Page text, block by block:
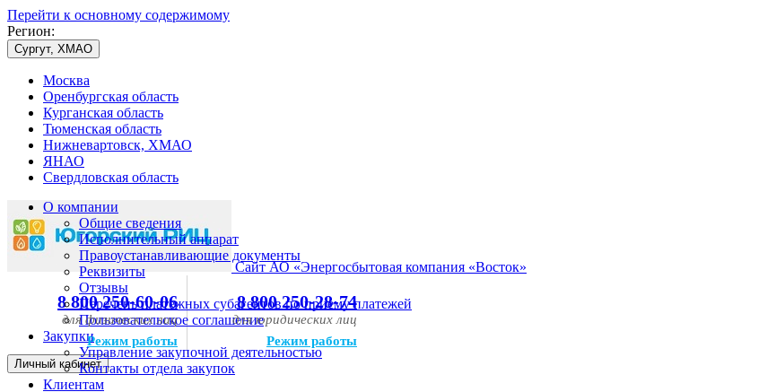
Перейти к основному содержимому
Регион:
Сургут, ХМАО
Москва
Оренбургская область
Курганская область
Тюменская область
Нижневартовск, ХМАО
ЯНАО
Свердловская область
Сайт АО «Энергосбытовая компания «Восток»
8 800 250-60-06
для физических лиц
Режим работы
8 800 250-28-74
для юридических лиц
Режим работы
Личный кабинет
О компании
Общие сведения
Исполнительный аппарат
Правоустанавливающие документы
Реквизиты
Отзывы
Перечень платежных субагентов по приему платежей
Пользовательское соглашение
Закупки
Управление закупочной деятельностью
Контакты отдела закупок
Клиентам